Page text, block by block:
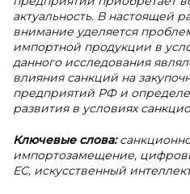
актуальность. В настоящей
внимание уделяется
импортной продукции в
данного исследования
влияния санкций на
предприятий РФ и
развития в условиях
Ключевые слова:
импортозамещение,
ЕС, искусственный